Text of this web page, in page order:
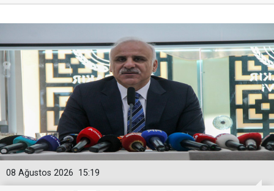
15:19
08 Ağustos 2026